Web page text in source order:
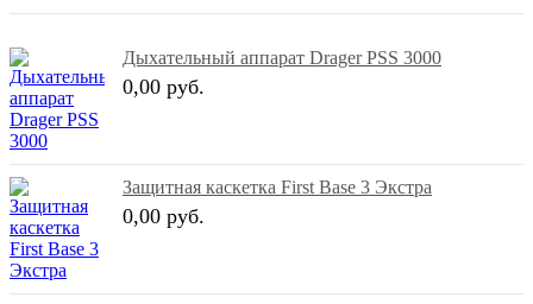
Дыхательный аппарат Drager PSS 3000
0,00 руб.
Защитная каскетка First Base 3 Экстра
0,00 руб.